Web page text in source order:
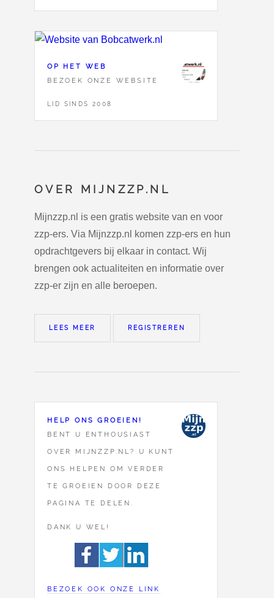
OP HET WEB
BEZOEK ONZE WEBSITE
LID SINDS 2008
OVER MIJNZZP.NL
Mijnzzp.nl is een gratis website van en voor
zzp-ers. Via Mijnzzp.nl komen zzp-ers en hun
opdrachtgevers bij elkaar in contact. Wij
brengen ook actualiteiten en informatie over
zzp-er zijn en alle beroepen.
LEES MEER REGISTREREN
HELP ONS GROEIEN!
BENT U ENTHOUSIAST
OVER MIJNZZP.NL? U KUNT
ONS HELPEN OM VERDER
TE GROEIEN DOOR DEZE
PAGINA TE DELEN.
DANK U WEL!
BEZOEK OOK ONZE LINK